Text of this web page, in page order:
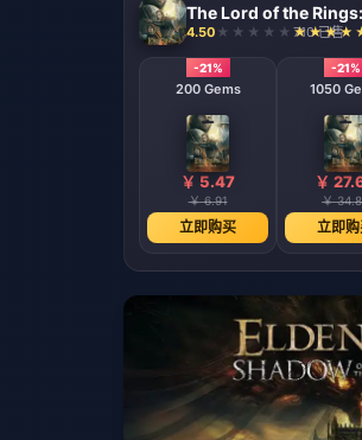
The Lord of the
4.50 710 已售
-21%
200 Gems
￥ 5.47
￥ 6.91
立即购买
-21%
1050
￥
￥
立即